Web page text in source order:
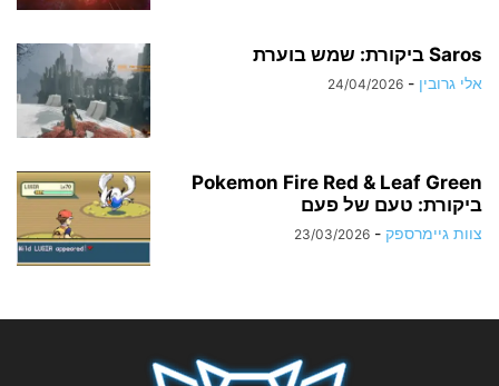
Saros ביקורת: שמש בוערת
אלי גרובין -
24/04/2026
Pokemon Fire Red & Leaf Green
ביקורת: טעם של פעם
צוות גיימרספק -
23/03/2026